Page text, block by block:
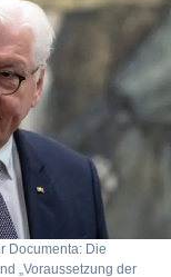
Documenta: Die
„Voraussetzung der